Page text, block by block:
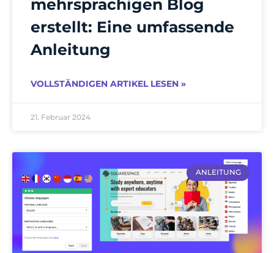
mehrsprachigen Blog
erstellt: Eine umfassende
Anleitung
VOLLSTÄNDIGEN ARTIKEL LESEN »
21. Februar 2024
ANLEITUNG